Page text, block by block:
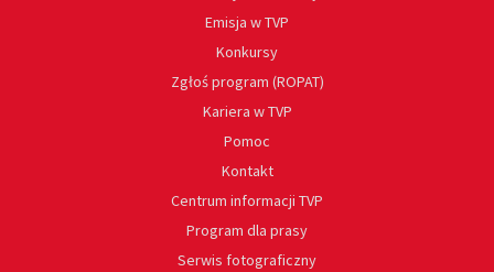
Emisja w TVP
Konkursy
Zgłoś program (ROPAT)
Kariera w TVP
Pomoc
Kontakt
Centrum informacji TVP
Program dla prasy
Serwis fotograficzny